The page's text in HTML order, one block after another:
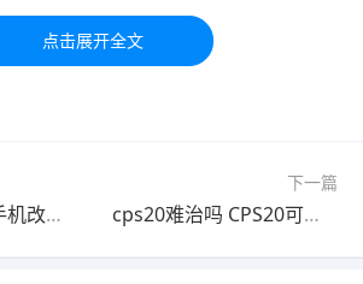
请联系我们48小时处理！！！！
拉新软改有效吗 手机改串号能无限拉新吗
下一篇
cps20难治吗 CPS20可用免疫治疗吗